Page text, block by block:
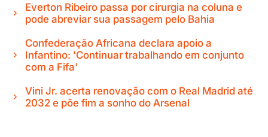
Everton Ribeiro passa por cirurgia na coluna e
pode abreviar sua passagem pelo Bahia
Confederação Africana declara apoio a
Infantino: 'Continuar trabalhando em conjunto
com a Fifa'
Vini Jr. acerta renovação com o Real Madrid até
2032 e põe fim a sonho do Arsenal